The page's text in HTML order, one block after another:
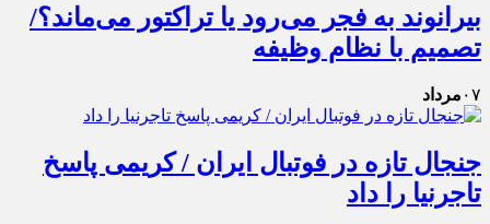
بیرانوند به فجر می‌رود یا تراکتور می‌ماند؟/
تصمیم با نظام وظیفه
۰۷ مرداد
جنجال تازه در فوتبال ایران / کریمی پاسخ
تاجرنیا را داد